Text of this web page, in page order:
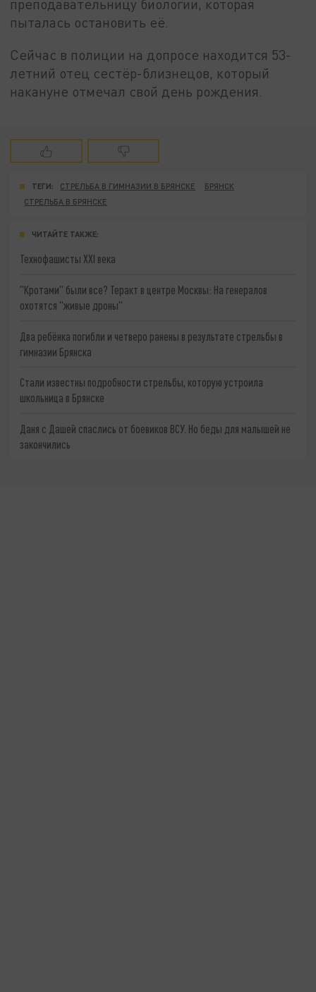
преподавательницу биологии, которая
пыталась остановить её.
Сейчас в полиции на допросе находится 53-
летний отец сестёр-близнецов, который
накануне отмечал свой день рождения.
ТЕГИ: СТРЕЛЬБА В ГИМНАЗИИ В БРЯНСКЕ
БРЯНСК
СТРЕЛЬБА В БРЯНСКЕ
ЧИТАЙТЕ ТАКЖЕ:
Технофашисты XXI века
"Кротами" были все? Теракт в центре Москвы: На генералов
охотятся "живые дроны"
Два ребёнка погибли и четверо ранены в результате стрельбы в
гимназии Брянска
Стали известны подробности стрельбы, которую устроила
школьница в Брянске
Даня с Дашей спаслись от боевиков ВСУ. Но беды для малышей не
закончились